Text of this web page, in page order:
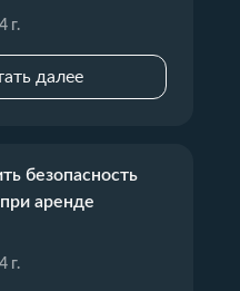
г.
далее
безопасность
аренде
г.